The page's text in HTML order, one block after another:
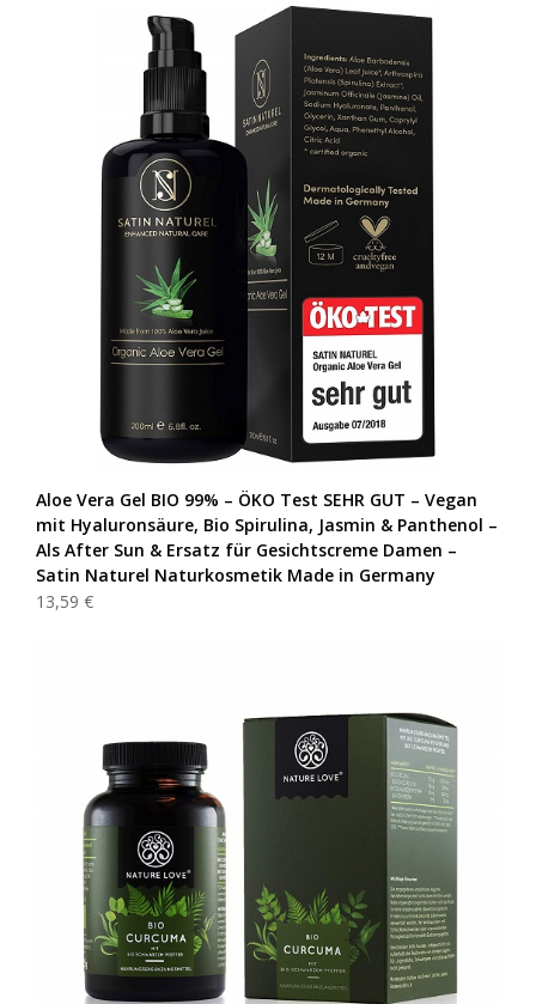
Aloe Vera Gel BIO 99% – ÖKO Test SEHR GUT – Vegan
mit Hyaluronsäure, Bio Spirulina, Jasmin & Panthenol –
Als After Sun & Ersatz für Gesichtscreme Damen –
Satin Naturel Naturkosmetik Made in Germany
13,59 €